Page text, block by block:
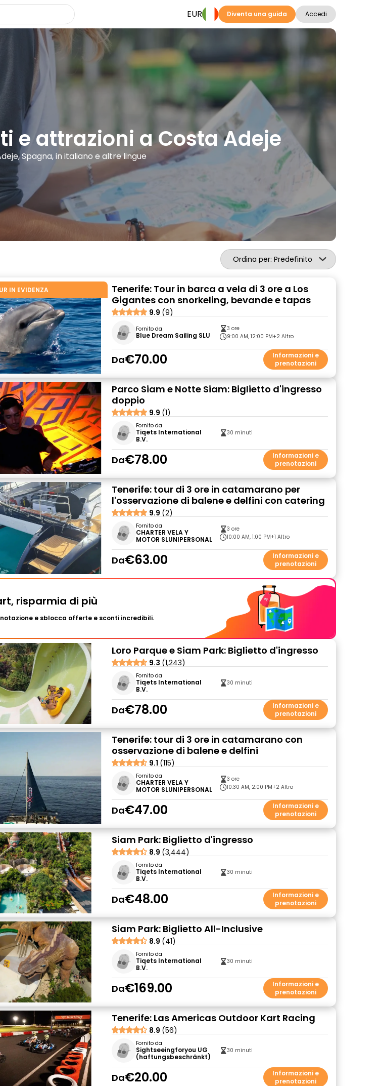
EUR Diventa una guida Accedi
e attrazioni a Costa Adeje
Spagna, in italiano e altre lingue
Ordina per: Predefinito
IN EVIDENZA
Tenerife: Tour in barca a vela di 3 ore a Los
Gigantes con snorkeling, bevande e tapas
9.9 (9)
Fornito da
Blue Dream Sailing SLU
3 ore
9:00 AM, 12:00 PM+2 Altro
Da€70.00
Informazioni e
prenotazioni
Parco Siam e Notte Siam: Biglietto d'ingresso
doppio
9.9 (1)
Fornito da
Tiqets International
B.V.
30 minuti
Da€78.00
Informazioni e
prenotazioni
Tenerife: tour di 3 ore in catamarano per
l'osservazione di balene e delfini con catering
9.9 (2)
Fornito da
CHARTER VELA Y
MOTOR SLUNIPERSONAL
3 ore
10:00 AM, 1:00 PM+1 Altro
Da€63.00
Informazioni e
prenotazioni
risparmia di più
e sblocca offerte e sconti incredibili.
Loro Parque e Siam Park: Biglietto d'ingresso
9.3 (1,243)
Fornito da
Tiqets International
B.V.
30 minuti
Da€78.00
Informazioni e
prenotazioni
Tenerife: tour di 3 ore in catamarano con
osservazione di balene e delfini
9.1 (115)
Fornito da
CHARTER VELA Y
MOTOR SLUNIPERSONAL
3 ore
10:30 AM, 2:00 PM+2 Altro
Da€47.00
Informazioni e
prenotazioni
Siam Park: Biglietto d'ingresso
8.9 (3,444)
Fornito da
Tiqets International
B.V.
30 minuti
Da€48.00
Informazioni e
prenotazioni
Siam Park: Biglietto All-Inclusive
8.9 (41)
Fornito da
Tiqets International
B.V.
30 minuti
Da€169.00
Informazioni e
prenotazioni
Tenerife: Las Americas Outdoor Kart Racing
8.9 (56)
Fornito da
Sightseeingforyou UG
(haftungsbeschränkt)
30 minuti
Da€20.00
Informazioni e
prenotazioni